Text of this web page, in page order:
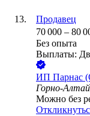
Продавец
70 000 – 80
Без опыта
Выплаты:
ИП Парнас
Горно-
Можно без